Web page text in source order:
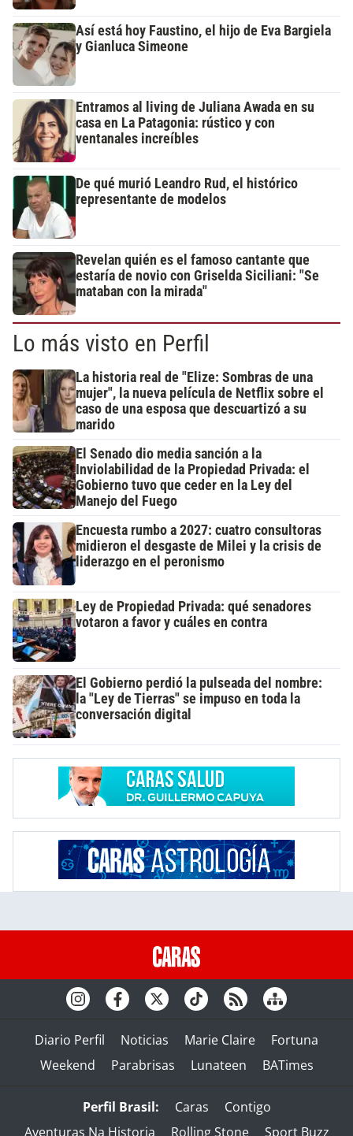
Así está hoy Faustino, el hijo de Eva Bargiela
y Gianluca Simeone
Entramos al living de Juliana Awada en su
casa en La Patagonia: rústico y con
ventanales increíbles
De qué murió Leandro Rud, el histórico
representante de modelos
Revelan quién es el famoso cantante que
estaría de novio con Griselda Siciliani: "Se
mataban con la mirada"
Lo más visto en Perfil
La historia real de "Elize: Sombras de una
mujer", la nueva película de Netflix sobre el
caso de una esposa que descuartizó a su
marido
El Senado dio media sanción a la
Inviolabilidad de la Propiedad Privada: el
Gobierno tuvo que ceder en la Ley del
Manejo del Fuego
Encuesta rumbo a 2027: cuatro consultoras
midieron el desgaste de Milei y la crisis de
liderazgo en el peronismo
Ley de Propiedad Privada: qué senadores
votaron a favor y cuáles en contra
El Gobierno perdió la pulseada del nombre:
la "Ley de Tierras" se impuso en toda la
conversación digital
Diario Perfil Noticias Marie Claire
Fortuna
Weekend
Parabrisas Lunateen BATimes
Perfil Brasil: Caras
Contigo
Aventuras Na Historia
Rolling Stone Sport Buzz